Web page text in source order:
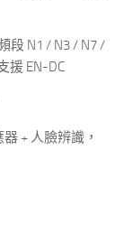
段 N1 / N3 / N7 /
援 EN-DC
+ 人臉辨識，